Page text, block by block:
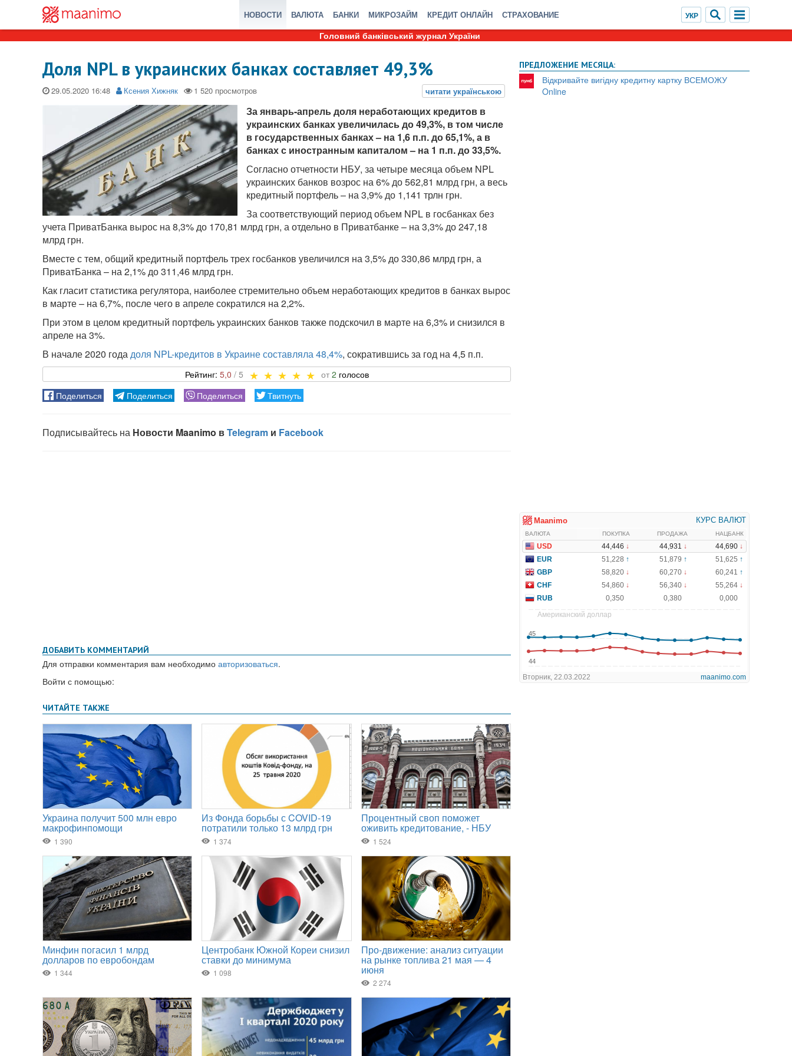
НОВОСТИ ВАЛЮТА БАНКИ МИКРОЗАЙМ КРЕДИТ ОНЛАЙН СТРАХОВАНИЕ
Головний банківський журнал України
Доля NPL в украинских банках составляет 49,3%
29.05.2020 Ксения Хижняк
За январь-апрель доля неработающих кредитов в
украинских банках увеличилась до 49,3%, в том числе
в государственных банках – на 1,6 п.п. до 65,1%, а в
банках с иностранным капиталом – на 1 п.п. до 33,5%.
Согласно отчетности НБУ, за четыре месяца объем NPL
украинских банков возрос на 6% до 562,81 млрд грн, а весь
кредитный портфель – на 3,9% до 1,141 трлн грн.
За соответствующий период объем NPL в госбанках без
учета ПриватБанка вырос на 8,3% до 170,81 млрд грн, а отдельно в Приватбанке – на 3,3% до 247,18
млрд грн.
Вместе с тем, общий кредитный портфель трех госбанков увеличился на 3,5% до 330,86 млрд грн, а
ПриватБанка – на 2,1% до 311,46 млрд грн.
Как гласит статистика регулятора, наиболее стремительно объем неработающих кредитов в банках вырос
в марте – на 6,7%, после чего в апреле сократился на 2,2%.
При этом в целом кредитный портфель украинских банков также подскочил в марте на 6,3% и снизился в
апреле на 3%.
В начале 2020 годадоля NPL-кредитов в Украине составляла 48,4%, сократившись за год на 4,5 п.п.
5,0 2
ДОБАВИТЬ КОММЕНТАРИЙ
Для отправки комментария вам необходимо авторизоваться.
Войти с помощью:
ПРЕДЛОЖЕНИЕ МЕСЯЦА:
Відкривайте вигідну кредитну картку ВСЕМОЖУ
Online